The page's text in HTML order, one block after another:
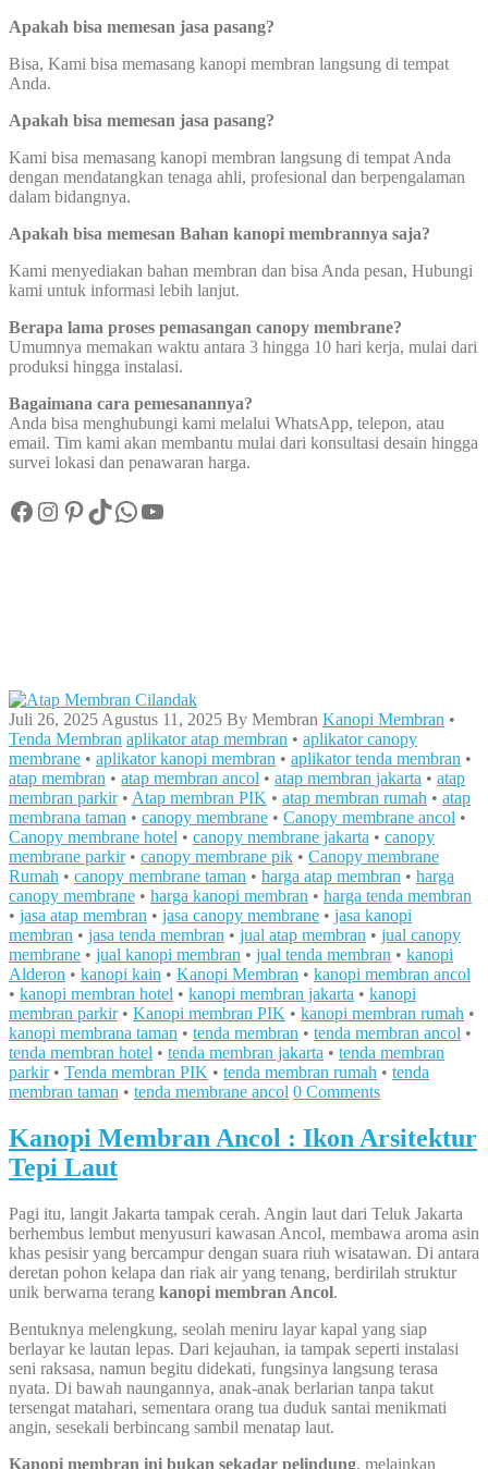
Apakah bisa memesan jasa pasang?
Bisa, Kami bisa memasang kanopi membran langsung di tempat
Anda.
Apakah bisa memesan jasa pasang?
Kami bisa memasang kanopi membran langsung di tempat Anda
dengan mendatangkan tenaga ahli, profesional dan berpengalaman
dalam bidangnya.
Apakah bisa memesan Bahan kanopi membrannya saja?
Kami menyediakan bahan membran dan bisa Anda pesan, Hubungi
kami untuk informasi lebih lanjut.
Berapa lama proses pemasangan canopy membrane?
Umumnya memakan waktu antara 3 hingga 10 hari kerja, mulai dari
produksi hingga instalasi.
Bagaimana cara pemesanannya?
Anda bisa menghubungi kami melalui WhatsApp, telepon, atau
email. Tim kami akan membantu mulai dari konsultasi desain hingga
survei lokasi dan penawaran harga.
Facebook
Instagram
Pinterest
TikTok
WhatsApp
YouTube
Juli 26, 2025 Agustus 11, 2025 By Membran Kanopi Membran •
Tenda Membran aplikator atap membran • aplikator canopy
membrane • aplikator kanopi membran • aplikator tenda membran •
atap membran • atap membran ancol • atap membran jakarta • atap
membran parkir• Atap membran PIK • atap membran rumah • atap
membrana taman • canopy membrane • Canopy membrane ancol •
Canopy membrane hotel • canopy membrane jakarta • canopy
membrane parkir• canopy membrane pik • Canopy membrane
Rumah • canopy membrane taman • harga atap membran • harga
canopy membrane • harga kanopi membran • harga tenda membran
• jasa atap membran • jasa canopy membrane • jasa kanopi
membran • jasa tenda membran • jual atap membran • jual canopy
membrane • jual kanopi membran • jual tenda membran • kanopi
Alderon • kanopi kain • Kanopi Membran • kanopi membran ancol
• kanopi membran hotel • kanopi membran jakarta • kanopi
membran parkir• Kanopi membran PIK • kanopi membran rumah •
kanopi membrana taman • tenda membran • tenda membran ancol •
tenda membran hotel • tenda membran jakarta • tenda membran
parkir• Tenda membran PIK • tenda membran rumah • tenda
membran taman • tenda membrane ancol 0 Comments
Kanopi Membran Ancol : Ikon Arsitektur
Tepi Laut
Pagi itu, langit Jakarta tampak cerah. Angin laut dari Teluk Jakarta
berhembus lembut menyusuri kawasan Ancol, membawa aroma asin
khas pesisir yang bercampur dengan suara riuh wisatawan. Di antara
deretan pohon kelapa dan riak air yang tenang, berdirilah struktur
unik berwarna terang kanopi membran Ancol.
Bentuknya melengkung, seolah meniru layar kapal yang siap
berlayar ke lautan lepas. Dari kejauhan, ia tampak seperti instalasi
seni raksasa, namun begitu didekati, fungsinya langsung terasa
nyata. Di bawah naungannya, anak-anak berlarian tanpa takut
tersengat matahari, sementara orang tua duduk santai menikmati
angin, sesekali berbincang sambil menatap laut.
Kanopi membran ini bukan sekadar pelindung, melainkan